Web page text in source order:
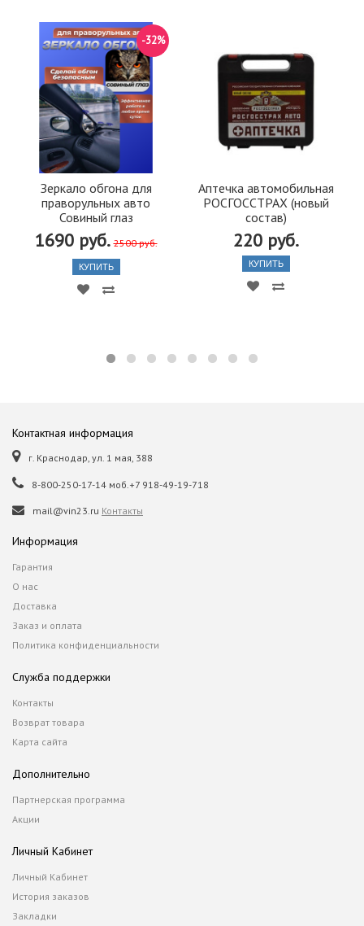
Зеркало обгона для
праворульных авто
Совиный глаз
1690 руб. 2500 руб.
-32%
КУПИТЬ
Аптечка автомобильная
РОСГОССТРАХ (новый
состав)
220 руб.
КУПИТЬ
Контактная информация
г. Краснодар, ул. 1 мая, 388
8-800-250-17-14 моб.+7 918-49-19-718
mail@vin23.ru Контакты
Информация
Гарантия
О нас
Доставка
Заказ и оплата
Политика конфиденциальности
Служба поддержки
Контакты
Возврат товара
Карта сайта
Дополнительно
Партнерская программа
Акции
Личный Кабинет
Личный Кабинет
История заказов
Закладки